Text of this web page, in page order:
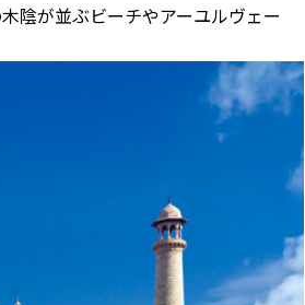
陰が並ぶビーチやアーユルヴェー